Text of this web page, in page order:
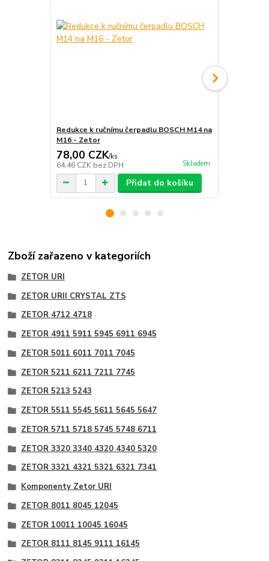
Redukce k ručnímu čerpadlu BOSCH M14 na
M16 - Zetor
78,00 CZK/ks
64,46 CZK bez DPH Skladem
Přidat do košíku
Zboží zařazeno v kategoriích
ZETOR URI
ZETOR URII CRYSTAL ZTS
ZETOR 4712 4718
ZETOR 4911 5911 5945 6911 6945
ZETOR 5011 6011 7011 7045
ZETOR 5211 6211 7211 7745
ZETOR 5213 5243
ZETOR 5511 5545 5611 5645 5647
ZETOR 5711 5718 5745 5748 6711
ZETOR 3320 3340 4320 4340 5320
ZETOR 3321 4321 5321 6321 7341
Komponenty Zetor URI
ZETOR 8011 8045 12045
ZETOR 10011 10045 16045
ZETOR 8111 8145 9111 16145